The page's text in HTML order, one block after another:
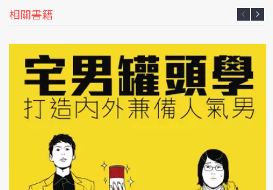
相關書籍